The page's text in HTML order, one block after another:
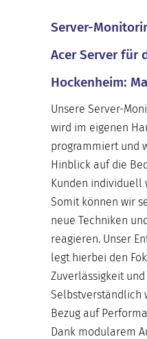
Server-
Acer Server für
Hockenheim:
Unsere Server-
wird im eigenen
programmiert und
Hinblick auf die
Kunden individuell
Somit können wir
neue Techniken
reagieren. Unser
legt hierbei den
Zuverlässigkeit
Selbstverständlich
Bezug auf
Dank modularem